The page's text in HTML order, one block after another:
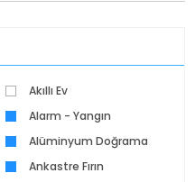
Akıllı Ev
Alarm - Yangın
Alüminyum Doğrama
Ankastre Fırın